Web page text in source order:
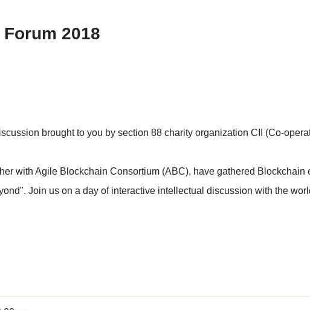
2018
brought to you by section 88 charity organization CII (Co-
with Agile Blockchain Consortium (ABC), have gathered
Join us on a day of interactive intellectual discussion with the